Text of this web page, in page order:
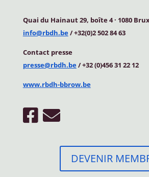
Quai du Hainaut 29, boîte 4· 1080
info@rbdh.be/ +32(0)2 502 84 63
Contact presse
presse@rbdh.be/ +32 (0)456 31 22 12
www.rbdh-bbrow.be
DEVENIR